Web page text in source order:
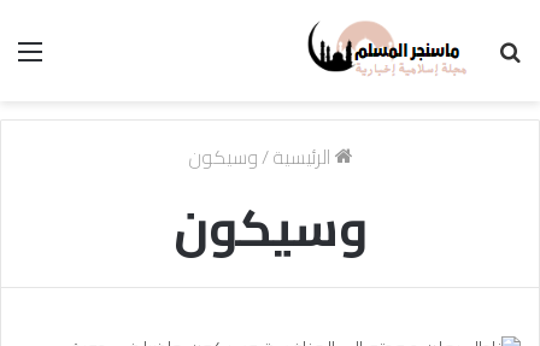
الرئيسية/وسيكون
وسيكون